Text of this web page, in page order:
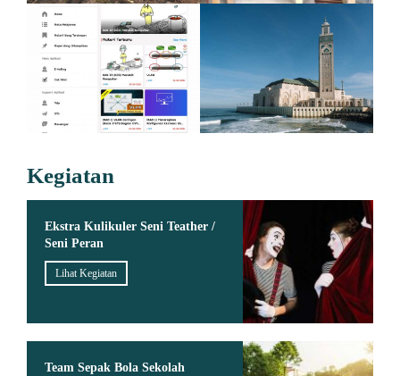
Kegiatan
Ekstra Kulikuler Seni Teather /
Seni Peran
Lihat Kegiatan
Team Sepak Bola Sekolah